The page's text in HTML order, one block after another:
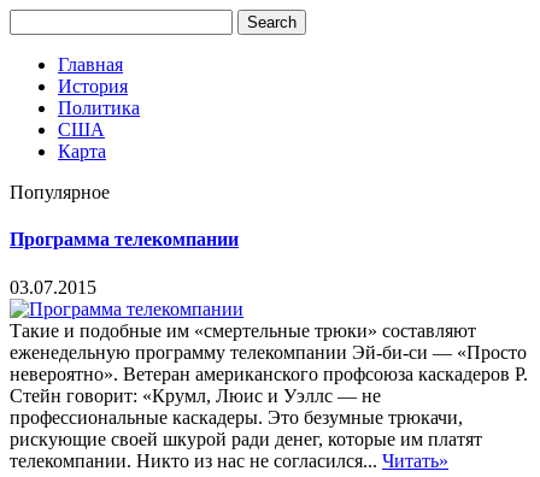
Главная
История
Политика
США
Карта
Популярное
Программа телекомпании
03.07.2015
Такие и подобные им «смертельные трюки» составляют
еженедельную программу телекомпании Эй-би-си — «Просто
невероятно». Ветеран американского профсоюза каскадеров Р.
Стейн говорит: «Крумл, Люис и Уэллс — не
профессиональные каскадеры. Это безумные трюкачи,
рискующие своей шкурой ради денег, которые им платят
телекомпании. Никто из нас не согласился... Читать»